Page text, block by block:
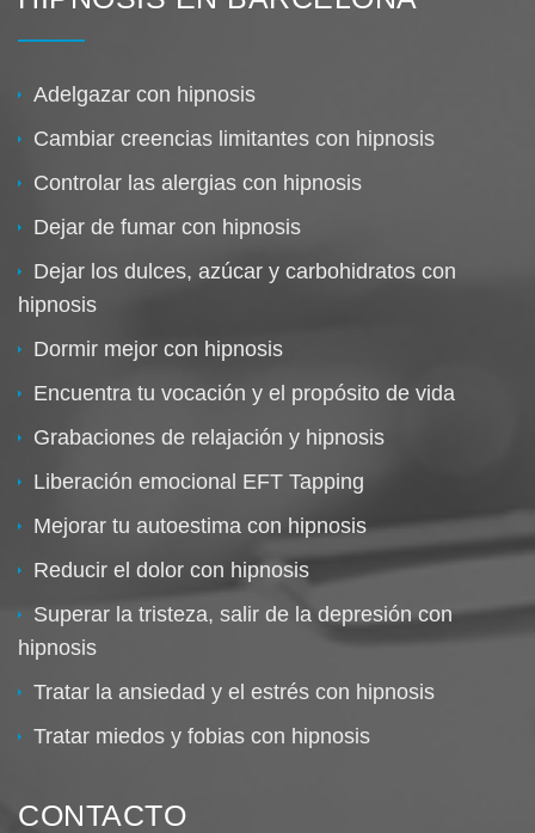
Adelgazar con hipnosis
Cambiar creencias limitantes con hipnosis
Controlar las alergias con hipnosis
Dejar de fumar con hipnosis
Dejar los dulces, azúcar y carbohidratos con
hipnosis
Dormir mejor con hipnosis
Encuentra tu vocación y el propósito de vida
Grabaciones de relajación y hipnosis
Liberación emocional EFT Tapping
Mejorar tu autoestima con hipnosis
Reducir el dolor con hipnosis
Superar la tristeza, salir de la depresión con
hipnosis
Tratar la ansiedad y el estrés con hipnosis
Tratar miedos y fobias con hipnosis
CONTACTO